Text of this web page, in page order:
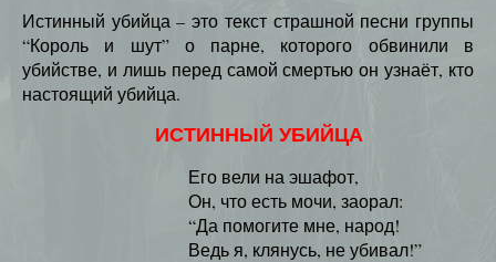
Истинный убийца – это текст страшной песни группы
“Король и шут” о парне, которого обвинили в
убийстве, и лишь перед самой смертью он узнаёт, кто
настоящий убийца.
ИСТИННЫЙ УБИЙЦА
Его вели на эшафот,
Он, что есть мочи, заорал:
“Да помогите мне, народ!
Ведь я, клянусь, не убивал!”